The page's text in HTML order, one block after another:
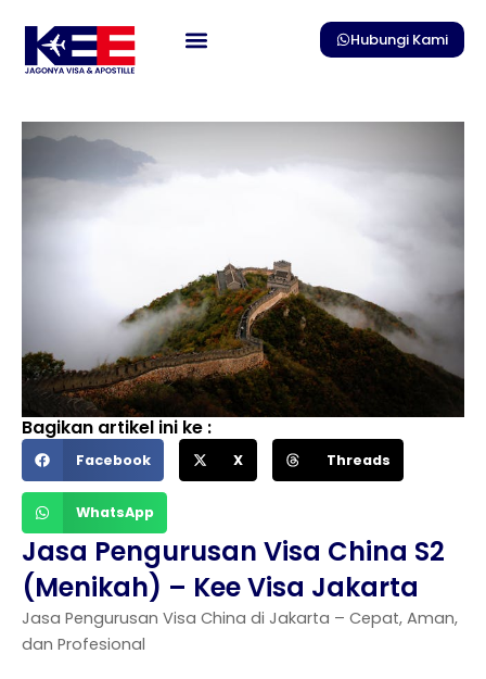
content
Hubungi Kami
Bagikan artikel ini ke :
Facebook X Threads
WhatsApp
Jasa Pengurusan Visa China S2
(Menikah) – Kee Visa Jakarta
Jasa Pengurusan Visa China di Jakarta – Cepat, Aman,
dan Profesional